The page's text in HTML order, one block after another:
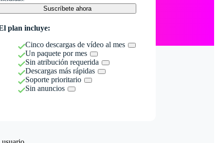
Suscríbete ahora
plan incluye:
Cinco descargas de vídeo al mes
Un paquete por mes
Sin atribución requerida
Descargas más rápidas
Soporte prioritario
Sin anuncios